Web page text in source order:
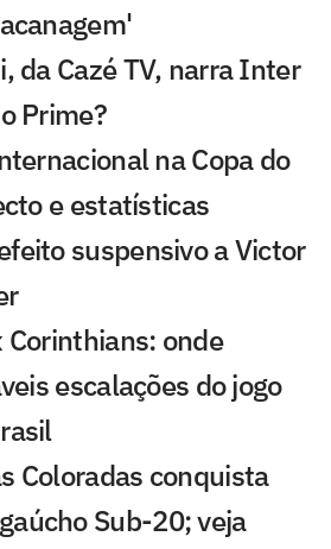
da Cazé TV, narra Inter
Prime?
na Copa do
e estatísticas
suspensivo a Victor
onde
escalações do jogo
Coloradas conquista
Sub-20; veja